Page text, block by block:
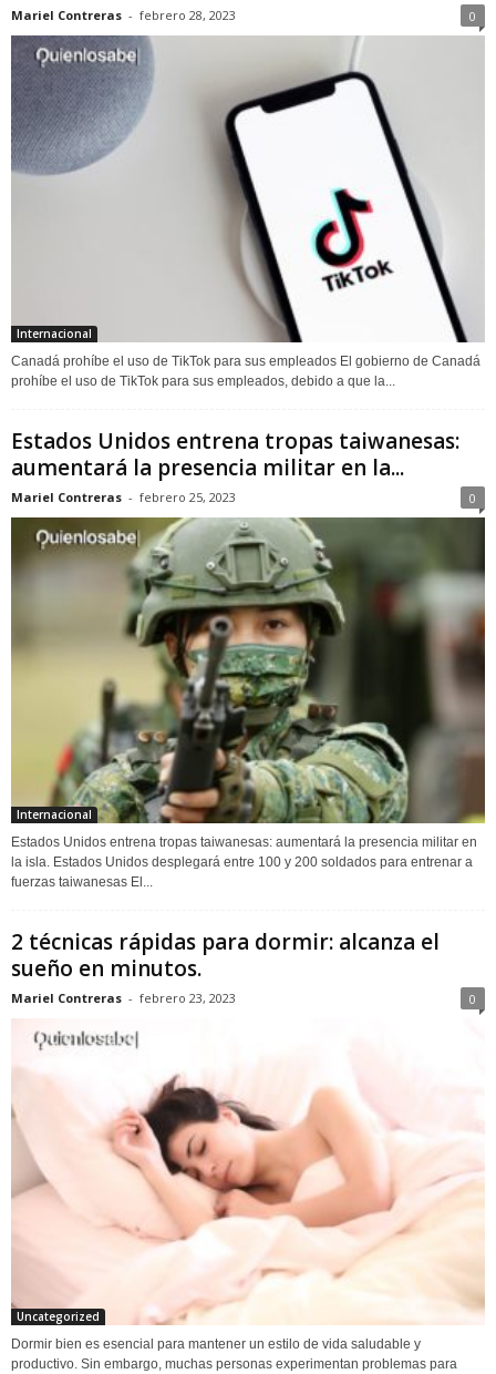
Mariel Contreras - febrero 28, 2023 0
Internacional
Canadá prohíbe el uso de TikTok para sus empleados El gobierno de Canadá
prohíbe el uso de TikTok para sus empleados, debido a que la...
Estados Unidos entrena tropas taiwanesas:
aumentará la presencia militar en la...
Mariel Contreras - febrero 25, 2023 0
Internacional
Estados Unidos entrena tropas taiwanesas: aumentará la presencia militar en
la isla. Estados Unidos desplegará entre 100 y 200 soldados para entrenar a
fuerzas taiwanesas El...
2 técnicas rápidas para dormir: alcanza el
sueño en minutos.
Mariel Contreras - febrero 23, 2023 0
Uncategorized
Dormir bien es esencial para mantener un estilo de vida saludable y
productivo. Sin embargo, muchas personas experimentan problemas para